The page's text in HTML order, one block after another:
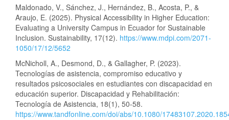
Maldonado, V., Sánchez, J., Hernández, B., Acosta, P., &
Araujo, E. (2025). Physical Accessibility in Higher Education:
Evaluating a University Campus in Ecuador for Sustainable
Inclusion. Sustainability, 17(12). https://www.mdpi.com/2071-
1050/17/12/5652
McNicholl, A., Desmond, D., & Gallagher, P. (2023).
Tecnologías de asistencia, compromiso educativo y
resultados psicosociales en estudiantes con discapacidad en
educación superior. Discapacidad y Rehabilitación:
Tecnología de Asistencia, 18(1), 50-58.
https://www.tandfonline.com/doi/abs/10.1080/